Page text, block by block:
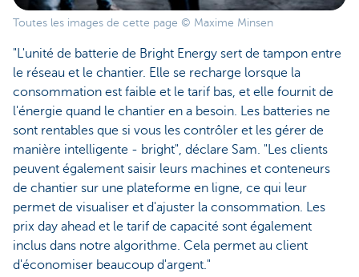
Toutes les images de cette page © Maxime Minsen
"L'unité de batterie de Bright Energy sert de tampon entre
le réseau et le chantier. Elle se recharge lorsque la
consommation est faible et le tarif bas, et elle fournit de
l'énergie quand le chantier en a besoin. Les batteries ne
sont rentables que si vous les contrôler et les gérer de
manière intelligente - bright", déclare Sam. "Les clients
peuvent également saisir leurs machines et conteneurs
de chantier sur une plateforme en ligne, ce qui leur
permet de visualiser et d'ajuster la consommation. Les
prix day ahead et le tarif de capacité sont également
inclus dans notre algorithme. Cela permet au client
d'économiser beaucoup d'argent."